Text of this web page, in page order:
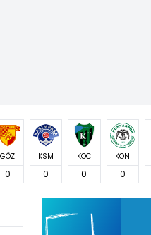
GÖZ
0
KSM
0
KOC
0
KON
0